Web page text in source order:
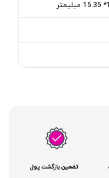
تضمین بازگشت پول